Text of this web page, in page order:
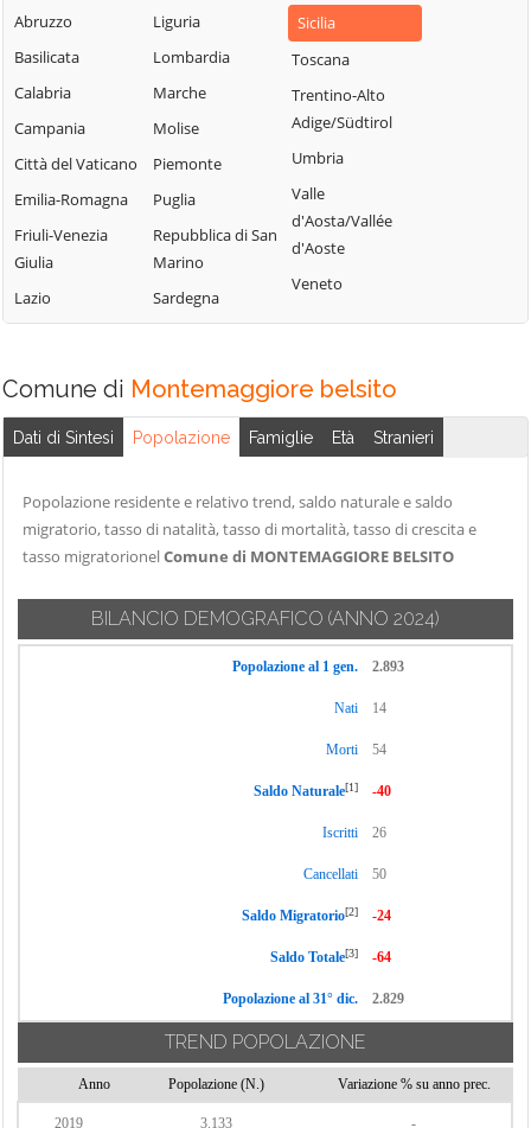
Campofelice di
Campofiorito
Casteldaccia
Castronovo di
Sicilia
Cefalà Diana
Montelepre
Montemaggiore
Belsito
Palermo
Partinico
Sclafani Bagni
Termini Imerese
Terrasini
Torretta
Trabia
Trappeto
Ustica
Valledolmo
Villafrati
Abruzzo
Basilicata
Calabria
Campania
Città del Vaticano
Emilia-Romagna
Friuli-Venezia
Giulia
Lazio
Liguria
Lombardia
Marche
Molise
Piemonte
Puglia
Repubblica di San
Marino
Sardegna
Sicilia
Toscana
Trentino-Alto
Adige/Südtirol
Umbria
Valle
d'Aosta/Vallée
d'Aoste
Veneto
Comune di Montemaggiore belsito
Dati di Sintesi Popolazione Famiglie Età Stranieri
Popolazione residente e relativo trend, saldo naturale e saldo
migratorio, tasso di natalità, tasso di mortalità, tasso di crescita e
tasso migratorionelComune di MONTEMAGGIORE BELSITO
BILANCIO DEMOGRAFICO (ANNO 2024)
Popolazione al 1 gen. 2.893
Nati 14
Morti 54
Saldo Naturale[1] -40
Iscritti 26
Cancellati 50
Saldo Migratorio[2] -24
Saldo Totale[3] -64
Popolazione al 31° dic. 2.829
TREND POPOLAZIONE
Anno Popolazione (N.) Variazione % su anno prec.
2019 3.133 -